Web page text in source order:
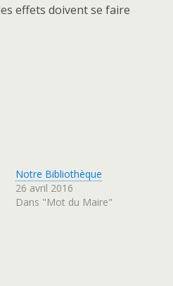
effets doivent se faire
Notre Bibliothèque
26 avril 2016
Dans "Mot du Maire"